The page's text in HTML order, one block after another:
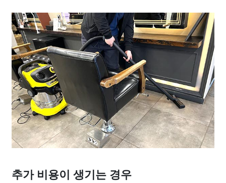
추가 비용이 생기는 경우